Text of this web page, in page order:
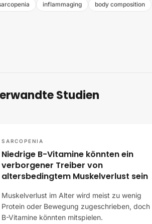
inflammaging body composition
Studien
SARCOPENIA
Niedrige B-Vitamine könnten ein
verborgener Treiber von
altersbedingtem Muskelverlust sein
Muskelverlust im Alter wird meist zu wenig
Protein oder Bewegung zugeschrieben, doch
B-Vitamine könnten mitspielen.